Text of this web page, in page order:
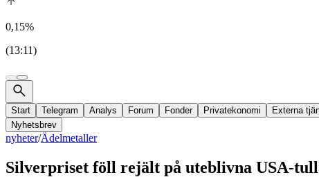
0,15%
(13:11)
Start Telegram Analys Forum Fonder Privatekonomi Externa
Nyhetsbrev
nyheter/Ädelmetaller
Silverpriset föll rejält på uteblivna USA-